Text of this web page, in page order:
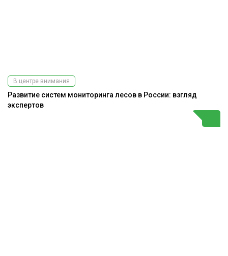
В центре внимания
Развитие систем мониторинга лесов в России: взгляд
экспертов